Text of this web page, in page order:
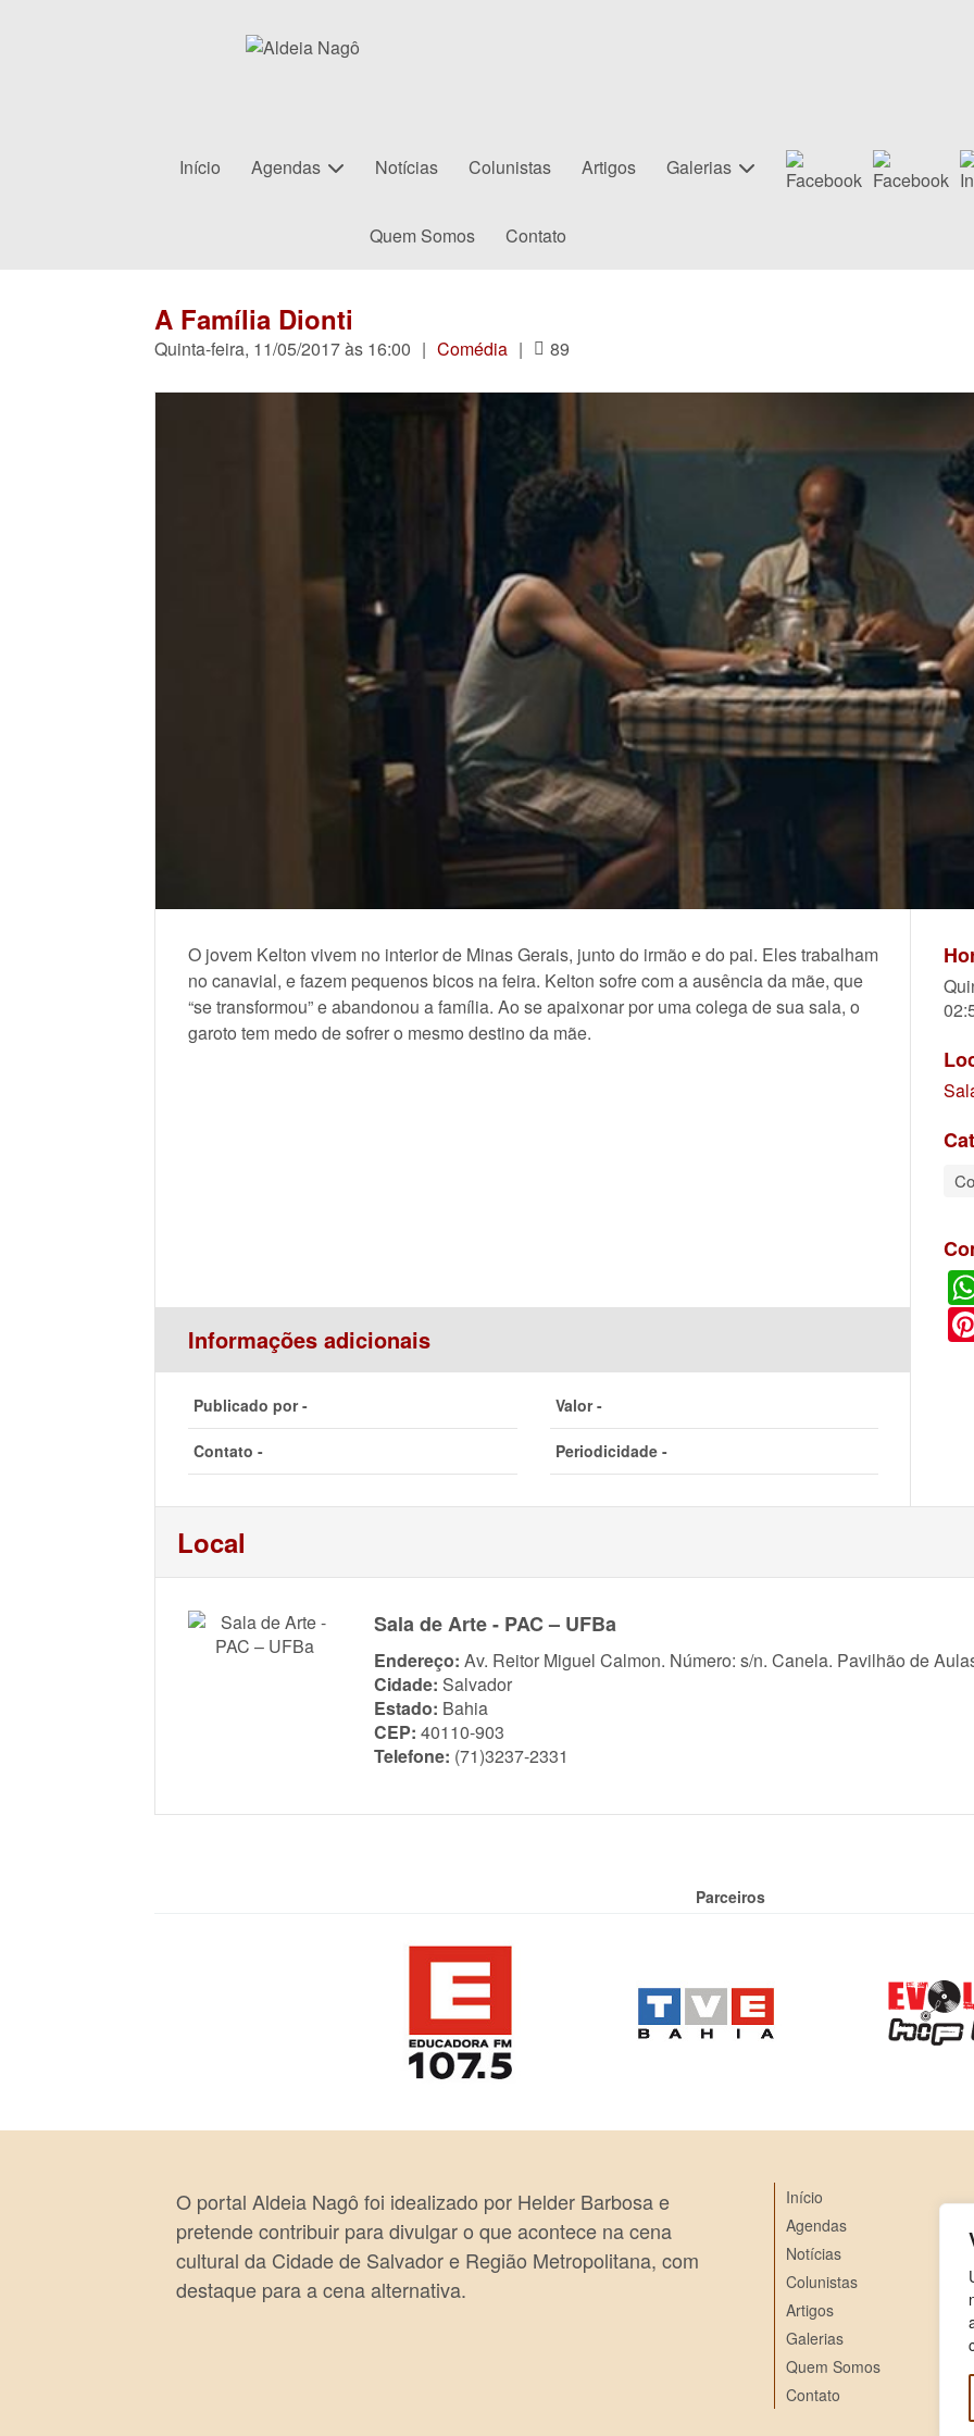
Início Agendas Notícias Colunistas Artigos Galerias
Quem Somos Contato
A Família Dionti
Quinta-feira, 11/05/2017 às 16:00 | Comédia | 89
O jovem Kelton vivem no interior de Minas Gerais, junto do irmão e do pai. Eles trabalham
no canavial, e fazem pequenos bicos na feira. Kelton sofre com a ausência da mãe, que
“se transformou” e abandonou a família. Ao se apaixonar por uma colega de sua sala, o
garoto tem medo de sofrer o mesmo destino da mãe.
Informações adicionais
Publicado por - Valor -
Contato - Periodicidade -
Local
Sala de Arte - PAC – UFBa
Endereço: Av. Reitor Miguel Calmon. Número: s/n. Canela. Pavilhão de
Cidade: Salvador
Estado: Bahia
CEP: 40110-903
Telefone: (71)3237-2331
Parceiros
O portal Aldeia Nagô foi idealizado por Helder Barbosa e
pretende contribuir para divulgar o que acontece na cena
cultural da Cidade de Salvador e Região Metropolitana, com
destaque para a cena alternativa.
Início
Agendas
Notícias
Colunistas
Artigos
Galerias
Quem Somos
Contato